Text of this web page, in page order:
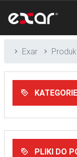
Exar
KATEGORIE
PLIKI DO